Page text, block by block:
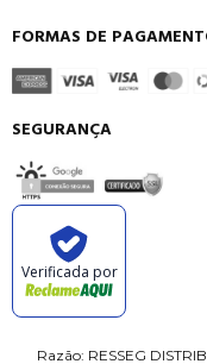
FORMAS DE
SEGURANÇA
Verificada por
Razão: RESSEG